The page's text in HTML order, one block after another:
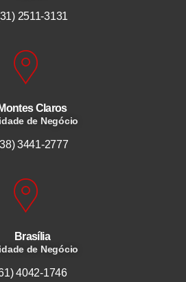
2511-3131
Montes Claros
de Negócio
3441-2777
Brasília
de Negócio
4042-1746